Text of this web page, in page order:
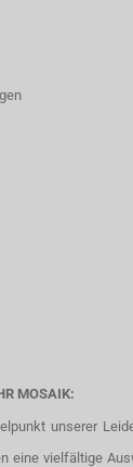
MOSAIK:
unserer
eine vielfältige